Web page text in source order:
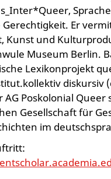
Gerechtigkeit. Er
Kunst und
Museum Berlin.
Lexikonprojekt
diskursiv
Poskolonial
Gesellschaft für
im